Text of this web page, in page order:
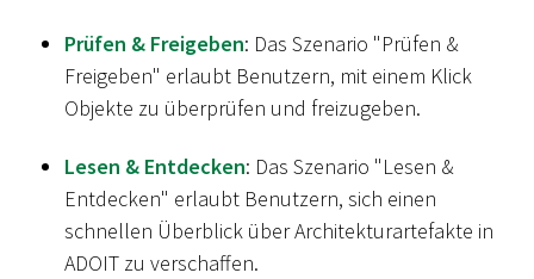
Prüfen & Freigeben: Das Szenario "Prüfen &
Freigeben" erlaubt Benutzern, mit einem Klick
Objekte zu überprüfen und freizugeben.
Lesen & Entdecken: Das Szenario "Lesen &
Entdecken" erlaubt Benutzern, sich einen
schnellen Überblick über Architekturartefakte in
ADOIT zu verschaffen.